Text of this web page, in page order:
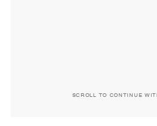
SCROLL TO CONTINUE